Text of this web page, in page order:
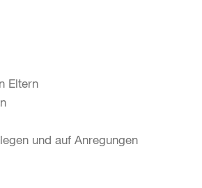
Eltern
und auf Anregungen